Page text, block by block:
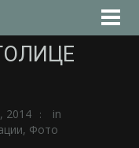
2014
in
, Фото